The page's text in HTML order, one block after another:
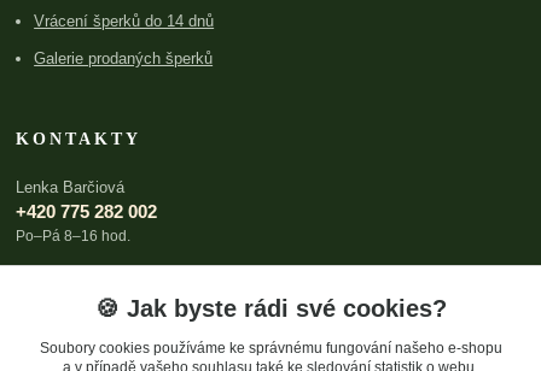
Vrácení šperků do 14 dnů
Galerie prodaných šperků
KONTAKTY
Lenka Barčiová
+420 775 282 002
Po–Pá 8–16 hod.
🍪 Jak byste rádi své cookies?
Soubory cookies používáme ke správnému fungování našeho e-shopu
a v případě vašeho souhlasu také ke sledování statistik o webu,